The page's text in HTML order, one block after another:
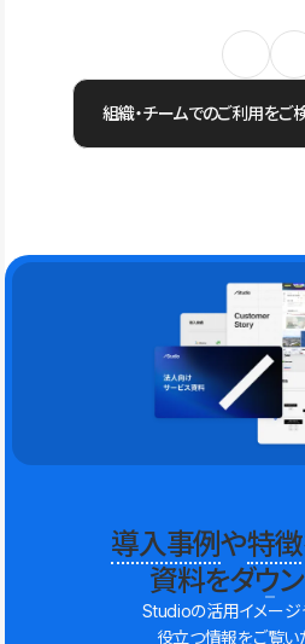
組織・チームでのご利用をご
導入事例や特徴
資料をダウン
Studioの活用イメー
役立つ情報をご覧い